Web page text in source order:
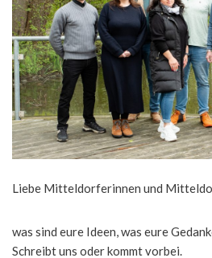
Liebe Mitteldorferinnen und
was sind eure Ideen, was eure
Schreibt uns oder kommt vorbei.